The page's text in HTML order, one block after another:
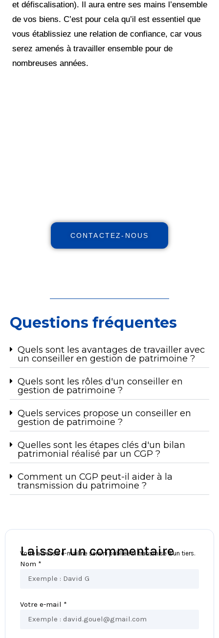
et défiscalisation). Il aura entre ses mains l’ensemble
de vos biens. C’est pour cela qu’il est essentiel que
vous établissiez une relation de confiance, car vous
serez amenés à travailler ensemble pour de
nombreuses années.
CONTACTEZ-NOUS
Questions fréquentes
Quels sont les avantages de travailler avec
un conseiller en gestion de patrimoine ?
Quels sont les rôles d'un conseiller en
gestion de patrimoine ?
Quels services propose un conseiller en
gestion de patrimoine ?
Quelles sont les étapes clés d'un bilan
patrimonial réalisé par un CGP ?
Comment un CGP peut-il aider à la
transmission du patrimoine ?
Laisser un commentaire
Votre adresse e-mail ne sera ni publiée ni transmise à un tiers.
Nom *
Votre e-mail *